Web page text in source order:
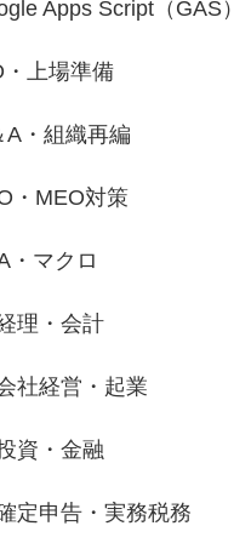
Apps Script（GAS）
・上場準備
A・組織再編
・MEO対策
・マクロ
理・会計
社経営・起業
資・金融
定申告・実務税務